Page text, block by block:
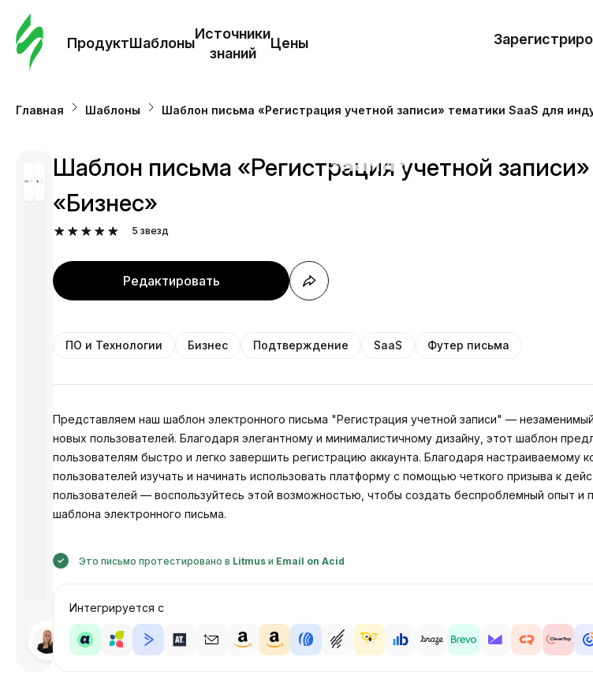
ПродуктШаблоны
Источники
знаний
Цены
знаний
Главная Шаблоны Шаблон письма «Регистрация учетной записи» тематики SaaS для
Разработано
Анастасия
Шаблон письма «Регистрация учетной
«Бизнес»
5 звезд
Редактировать
ПО и Технологии Бизнес Подтверждение SaaS Футер письма
Представляем наш шаблон электронного письма "Регистрация учетной записи" —
новых пользователей. Благодаря элегантному и минималистичному дизайну, этот шаблон
пользователям быстро и легко завершить регистрацию аккаунта. Благодаря настраиваемому
пользователей изучать и начинать использовать платформу с помощью четкого призыва к
пользователей — воспользуйтесь этой возможностью, чтобы создать беспроблемный опыт
шаблона электронного письма.
Это письмо протестировано в Litmus и Email on Acid
Интегрируется с